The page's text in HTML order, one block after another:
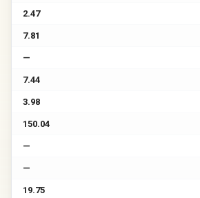
2.47
7.81
—
7.44
3.98
150.04
—
—
19.75